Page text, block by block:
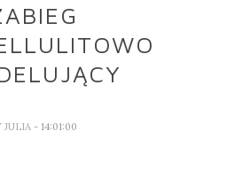
JULIA - 14:01:00